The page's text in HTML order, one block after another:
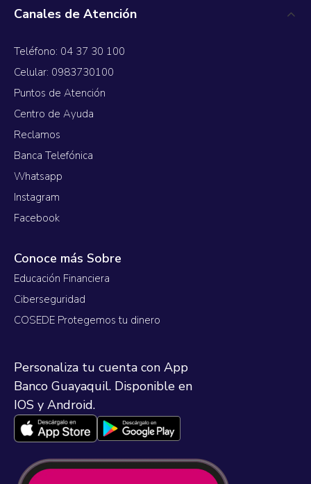
Canales de Atención
Teléfono: 04 37 30 100
Celular: 0983730100
Puntos de Atención
Centro de Ayuda
Reclamos
Banca Telefónica
Whatsapp
Instagram
Facebook
Conoce más Sobre
Educación Financiera
Ciberseguridad
COSEDE Protegemos tu dinero
Personaliza tu cuenta con App
Banco Guayaquil. Disponible en
IOS y Android.